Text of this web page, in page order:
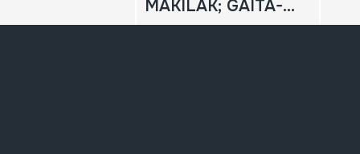
MAKILAK; GAITA-DULTZAINA TALDEKO DANBOR MAKILAK